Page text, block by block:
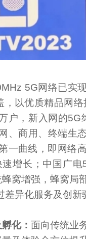
5G网络已实
，以优质精品网
户，新入网的5G
、商用、终端生
一曲线，即网络
增长；中国广
窝增强，蜂窝局
差异化服务及创新
化：面向传统业